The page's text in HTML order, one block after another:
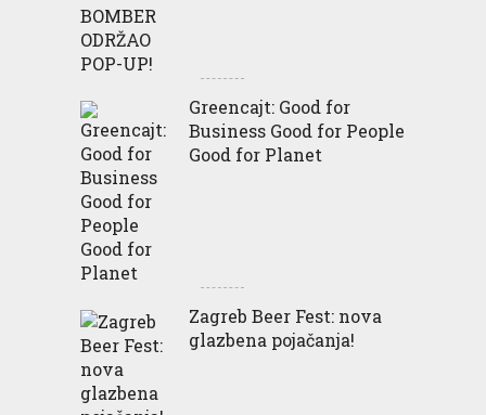
Greencajt: Good for
Business Good for People
Good for Planet
Zagreb Beer Fest: nova
glazbena pojačanja!